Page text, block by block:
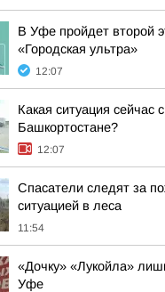
В Уфе пройдет второй
«Городская ультра»
12:07
Какая ситуация сейчас
Башкортостане?
12:07
Спасатели следят за
ситуацией в леса
11:54
«Дочку» «Лукойла»
Уфе